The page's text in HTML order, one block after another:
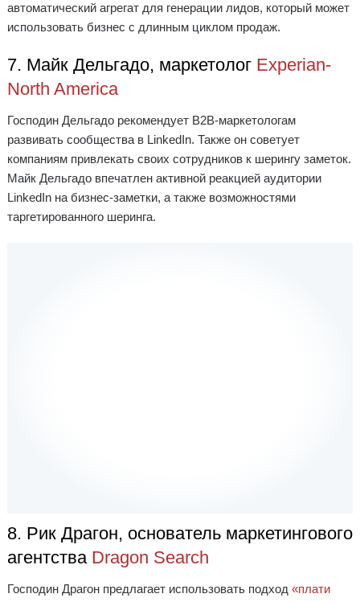
автоматический агрегат для генерации лидов, который может
использовать бизнес с длинным циклом продаж.
7. Майк Дельгадо, маркетолог Experian-
North America
Господин Дельгадо рекомендует B2B-маркетологам
развивать сообщества в LinkedIn. Также он советует
компаниям привлекать своих сотрудников к шерингу заметок.
Майк Дельгадо впечатлен активной реакцией аудитории
LinkedIn на бизнес-заметки, а также возможностями
таргетированного шеринга.
8. Рик Драгон, основатель маркетингового
агентства Dragon Search
Господин Драгон предлагает использовать подход «плати